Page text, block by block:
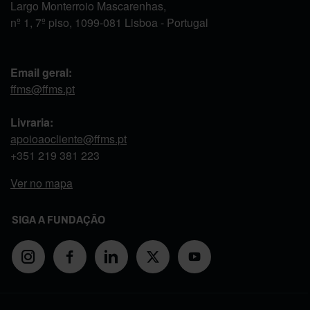
Largo Monterroio Mascarenhas,
nº 1, 7º piso, 1099-081 Lisboa - Portugal
Email geral:
ffms@ffms.pt
Livraria:
apoioaocliente@ffms.pt
+351 219 381 223
Ver no mapa
SIGA A FUNDAÇÃO